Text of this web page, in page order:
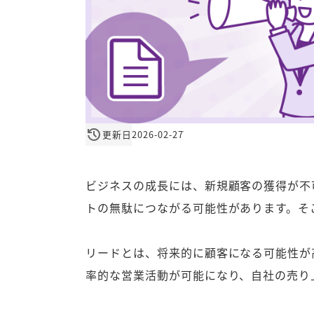
更新日2026-02-27T12:25:00+09:00
ビジネスの成長には、新規顧客の獲得が
トの無駄につながる可能性があります。
リードとは、将来的に顧客になる可能性
率的な営業活動が可能になり、自社の売